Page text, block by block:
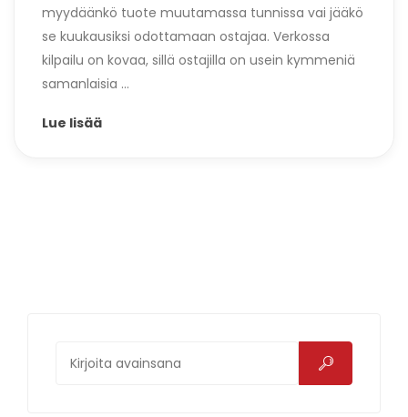
myydäänkö tuote muutamassa tunnissa vai jääkö
se kuukausiksi odottamaan ostajaa. Verkossa
kilpailu on kovaa, sillä ostajilla on usein kymmeniä
samanlaisia ...
Lue lisää